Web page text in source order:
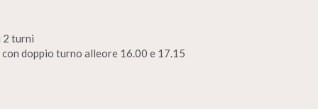
2 turni
doppio turno alleore 16.00 e 17.15